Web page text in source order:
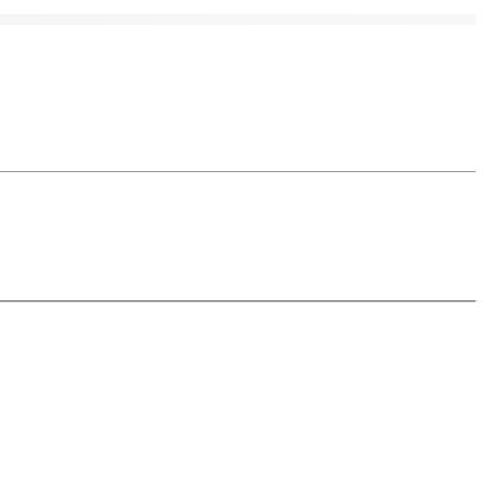
Vipps, Klarna och Google Pay.
debiteras kortet/fakturan.